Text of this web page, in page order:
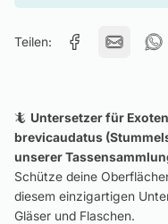
Teilen:
🦎 Untersetzer für
brevicaudatus
unserer
Schütze deine
diesem einzigartigen
Gläser und Flaschen.